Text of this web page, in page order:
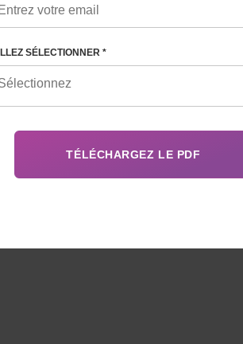
SÉLECTIONNER *